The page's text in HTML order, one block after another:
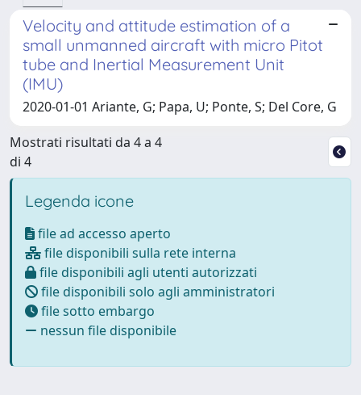
Velocity and attitude estimation of a
small unmanned aircraft with micro Pitot
tube and Inertial Measurement Unit
(IMU)
2020-01-01 Ariante, G; Papa, U; Ponte, S; Del Core, G
Mostrati risultati da 4 a 4
di 4
Legenda icone
file ad accesso aperto
file disponibili sulla rete interna
file disponibili agli utenti autorizzati
file disponibili solo agli amministratori
file sotto embargo
nessun file disponibile